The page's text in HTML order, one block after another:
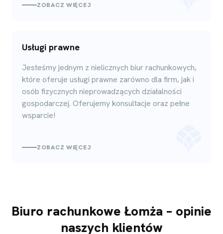
ZOBACZ WIĘCEJ
Usługi prawne
Jesteśmy jednym z nielicznych biur rachunkowych,
które oferuje usługi prawne zarówno dla firm, jak i
osób fizycznych nieprowadzących działalności
gospodarczej. Oferujemy konsultacje oraz pełne
wsparcie!
ZOBACZ WIĘCEJ
Biuro rachunkowe Łomża – opinie
naszych klientów